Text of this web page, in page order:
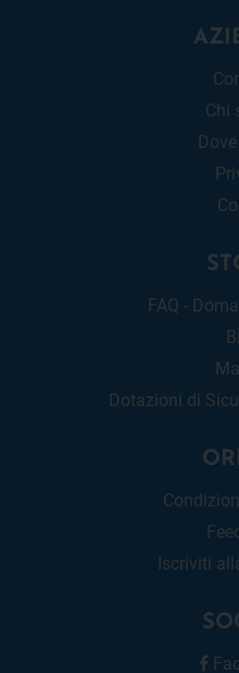
Chi
FAQ -
Dotazioni di
Iscriviti